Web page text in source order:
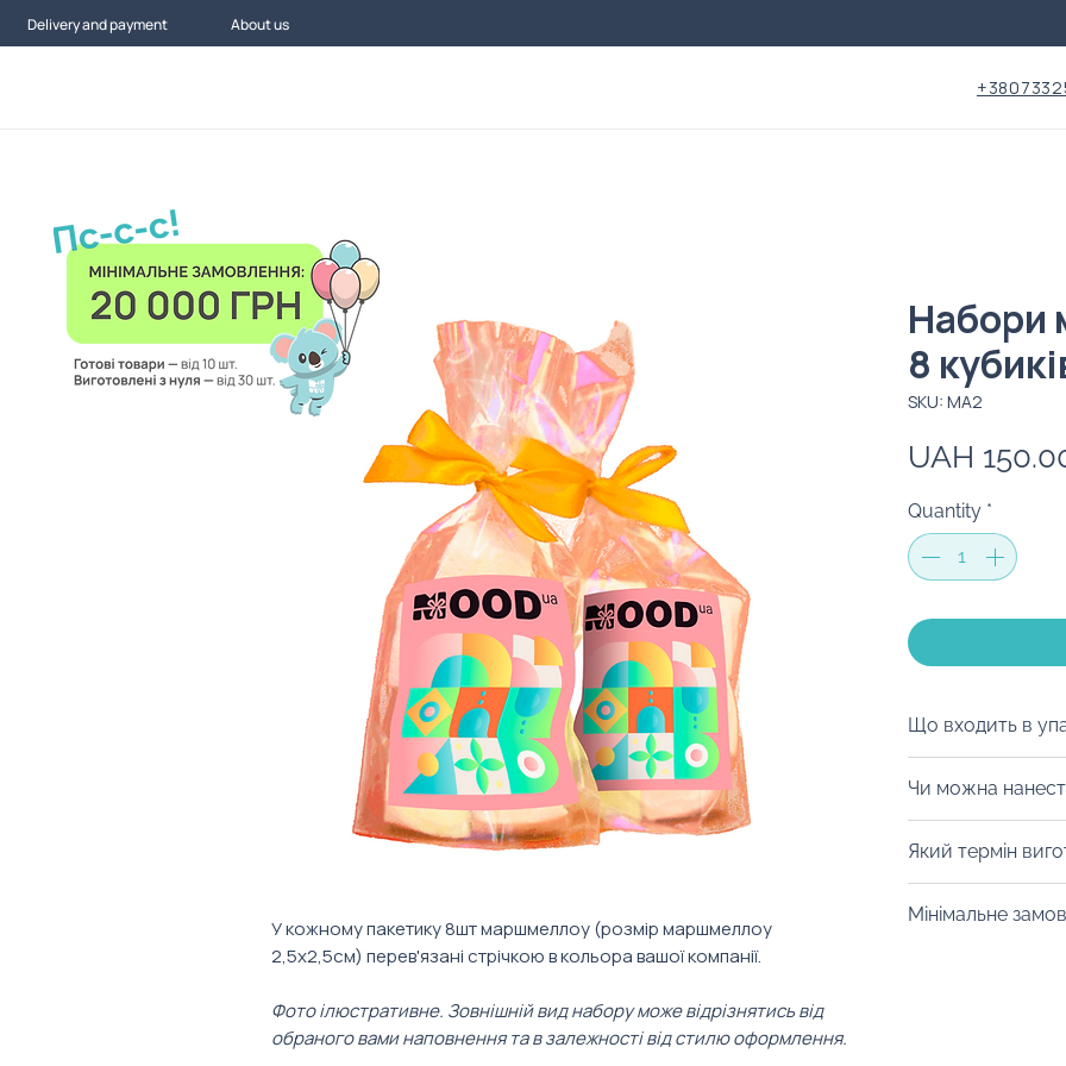
Delivery and payment About us
У кожному пакетику 8шт маршмеллоу (розмір маршмеллоу
2,5х2,5см) перев'язані стрічкою в кольора вашої компанії.
Фото ілюстративне. Зовнішній вид набору може відрізнятись від
обраного вами наповнення та в залежності від стилю оформлення.
Набори
8
SKU: МА2
UAH
Quantity *
Що входить в
додати листівку
Чи можна
на пакування.
допоможуть
фірмовий стиль
Який термін
конкретний
Мінімальне